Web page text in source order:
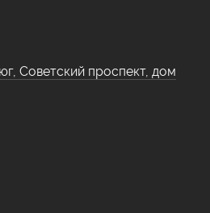
Советский проспект, дом